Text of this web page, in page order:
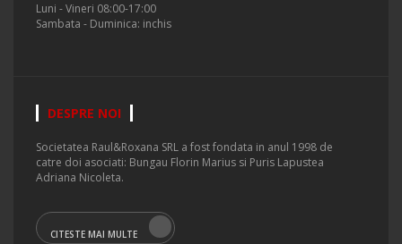
Luni - Vineri 08:00-17:00
Sambata - Duminica: inchis
DESPRE NOI
Societatea Raul&Roxana SRL a fost fondata in anul 1998 de
catre doi asociati: Bungau Florin Marius si Puris Lapustea
Adriana Nicoleta.
CITESTE MAI MULTE